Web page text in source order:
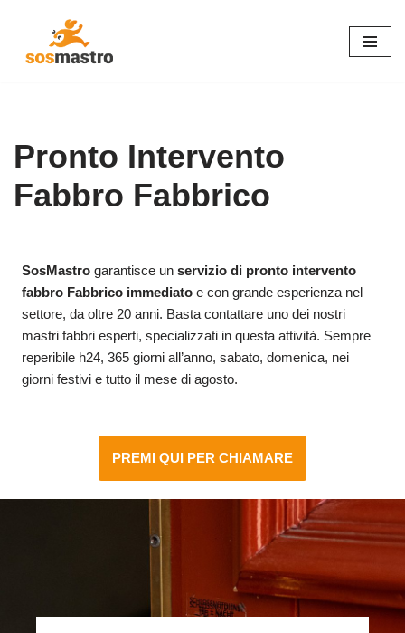
Pronto Intervento
Fabbro Fabbrico
SosMastro garantisce unservizio di pronto intervento
fabbro Fabbrico immediato e con grande esperienza nel
settore, da oltre 20 anni. Basta contattare uno dei nostri
mastri fabbri esperti, specializzati in questa attività. Sempre
reperibile h24, 365 giorni all’anno, sabato, domenica, nei
giorni festivi e tutto il mese di agosto.
PREMI QUI PER CHIAMARE